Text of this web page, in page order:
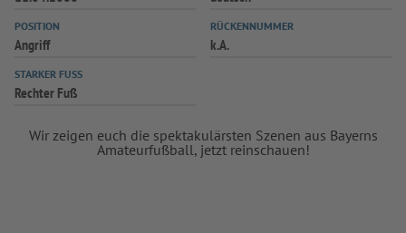
POSITION
Angriff
RÜCKENNUMMER
k.A.
STARKER FUSS
Rechter Fuß
Wir zeigen euch die spektakulärsten Szenen aus Bayerns
Amateurfußball, jetzt reinschauen!